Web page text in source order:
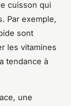
cuisson qui
Par exemple,
sont
les vitamines
tendance à
une